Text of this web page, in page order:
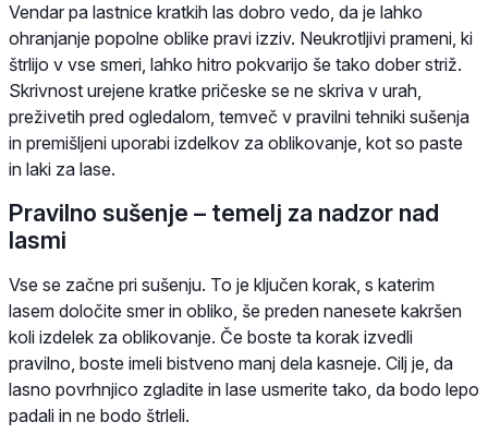
Vendar pa lastnice kratkih las dobro vedo, da je lahko
ohranjanje popolne oblike pravi izziv. Neukrotljivi prameni, ki
štrlijo v vse smeri, lahko hitro pokvarijo še tako dober striž.
Skrivnost urejene kratke pričeske se ne skriva v urah,
preživetih pred ogledalom, temveč v pravilni tehniki sušenja
in premišljeni uporabi izdelkov za oblikovanje, kot so paste
in laki za lase.
Pravilno sušenje – temelj za nadzor nad
lasmi
Vse se začne pri sušenju. To je ključen korak, s katerim
lasem določite smer in obliko, še preden nanesete kakršen
koli izdelek za oblikovanje. Če boste ta korak izvedli
pravilno, boste imeli bistveno manj dela kasneje. Cilj je, da
lasno povrhnjico zgladite in lase usmerite tako, da bodo lepo
padali in ne bodo štrleli.